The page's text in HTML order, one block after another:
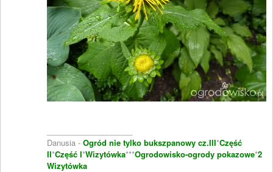
Danusia - Ogród nie tylko bukszpanowy cz.III*Część
II*Część I*Wizytówka***Ogrodowisko-ogrody pokazowe*2
Wizytówka